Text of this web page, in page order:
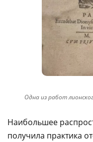
Одна из работ
Наибольшее
получила практика